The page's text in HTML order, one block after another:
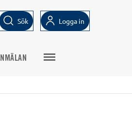
Sök Logga in